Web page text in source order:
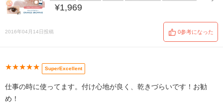
¥1,969
2016年04月14日投稿 0参考になった
★★★★★ SuperExcellent
仕事の時に使ってます。付け心地が良く、乾きづらいです！お勧
め！